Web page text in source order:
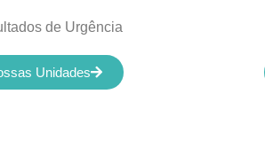
de Urgência
Unidades